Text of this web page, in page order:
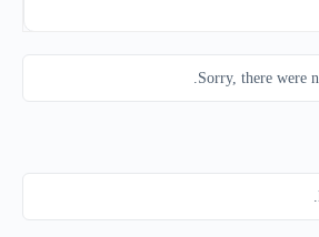
Sorry, there were